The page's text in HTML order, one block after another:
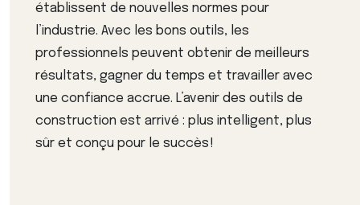
établissent de nouvelles normes pour
l’industrie. Avec les bons outils, les
professionnels peuvent obtenir de meilleurs
résultats, gagner du temps et travailler avec
une confiance accrue. L’avenir des outils de
construction est arrivé : plus intelligent, plus
sûr et conçu pour le succès !